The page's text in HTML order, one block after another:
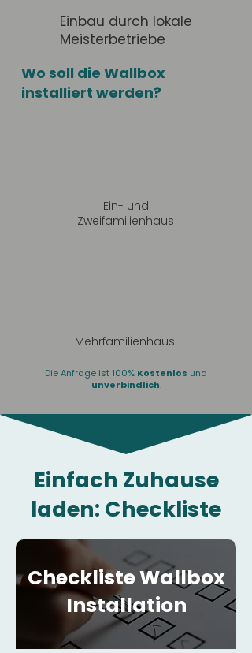
Einbau durch lokale
Meisterbetriebe
Wo soll die Wallbox
installiert werden?
Ein- und
Zweifamilienhaus
Mehrfamilienhaus
Die Anfrage ist 100% Kostenlos und
unverbindlich.
Einfach Zuhause
laden: Checkliste
Checkliste Wallbox
Installation